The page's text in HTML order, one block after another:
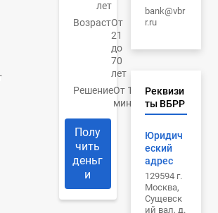
лет
ВозрастОт
21
до
70
лет
РешениеОт 15
минут
Полу
чить
деньг
и
bank@vbr
r.ru
Реквизи
ты ВБРР
Юридич
еский
адрес
129594 г.
Москва,
Сущевск
ий вал, д.